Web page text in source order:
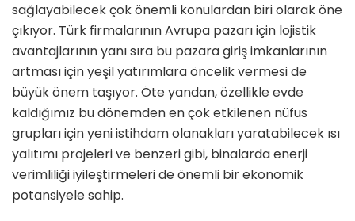
sağlayabilecek çok önemli konulardan biri olarak öne
çıkıyor. Türk firmalarının Avrupa pazarı için lojistik
avantajlarının yanı sıra bu pazara giriş imkanlarının
artması için yeşil yatırımlara ön­celik vermesi de
büyük önem taşıyor. Öte yandan, özellikle evde
kaldığımız bu dönemden en çok etkilenen nüfus
grupları için yeni istihdam olanakları yaratabilecek ısı
yalıtımı projeleri ve benzeri gibi, binalarda enerji
verimli­liği iyileştirmeleri de önemli bir ekono­mik
potansiyele sahip.